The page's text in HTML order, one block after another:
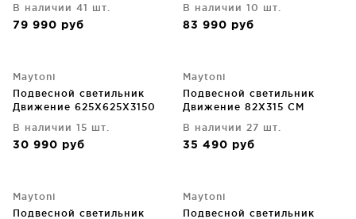
В наличии 41 шт.
79 990 руб
В наличии 10 шт.
83 990 руб
Maytoni
Подвесной светильник
Движение 625X625X3150
В наличии 15 шт.
30 990 руб
Maytoni
Подвесной светильник
Движение 82X315 CM
В наличии 27 шт.
35 490 руб
Maytoni
Подвесной светильник
Maytoni
Подвесной светильник